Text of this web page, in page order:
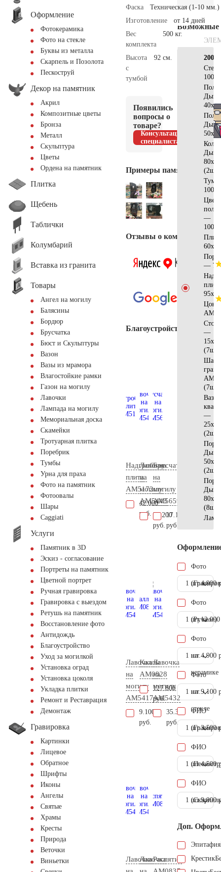
Оформление
Фотокерамика
Фото на стекле
Буквы из металла
Скарпель и Позолота
Пескоструй
Декор на памятник
Акрил
Композитные цветы
Бронза
Металл
Скульптура
Цветы
Ордена на памятник
Плитка
Щебень
Таблички
Колумбарий
Вставка из гранита
Товары
Ангел на могилу
Балясины
Бордюр
Брусчатка
Бюст и Скульптуры
Вазон
Вазы из мрамора
Влагостойкие рамки
Газон на могилу
Лавочки
Лампада на могилу
Мемориальная доска
Скамейки
Тротуарная плитка
Поребрик
Тумбы
Урна для праха
Фото на памятник
Фотоовалы
Шары
Сaggiati
Услуги
Памятник в 3D
Эскиз - согласование
Портреты на памятник
Цветной портрет
Ручная гравировка
Гравировка с выездом
Ретушь на памятник
Восстановление фото
Антидождь
Благоустройство
Уход за могилкой
Установка оград
Установка цоколя
Укладка плитки
Ремонт и Реставрация
Демонтаж
Гравировка
Картинки
Лицевое
Обратное
Шрифты
Иконы
Ангелы
Святые
Храмы
Кресты
Природа
Веточки
Виньетки
Фаска
Техническая (1-10 мм.)
Изготовление
от 14 дней
Вес
комплекта
500 кг.
Высота
с
тумбой
92 см.
Появились
вопросы о
товаре?
Консультация
специалиста
Примеры памятников
Отзывы о компании
Благоустройство
Надгробная
плита
AM5172
42.000
руб.
Лавочка
на
могилу
AM5443
24.200
руб.
Брусчатка
на
могилу
AM5659
17.100
руб.
Лавочка
на
могилу
AM5417
9.100
руб.
Каллы
AM0828
127.800
руб.
Лавочка
на
могилу
AM5432
35.300
руб.
ЛавочкаЛавочкаРаспятие
Возможные
Дым
Дым
Дым
(2шт)
—
—
—
(7шт)
Шар
(7шт)
Ваза
—
(2шт)
Дым
(2шт)
Дым
(8шт)
Фото
1 шт.4.900
Фото
(Ручное)
1 шт.
Фото
на
керамике
1 шт. 4.900
Фото
на
стекле
1 шт. 9.100
ФИО
1 шт.3.500
ФИО
1 шт.4.500
ФИО
1 шт.9.000
Доп.
Эпитафия
Крестик